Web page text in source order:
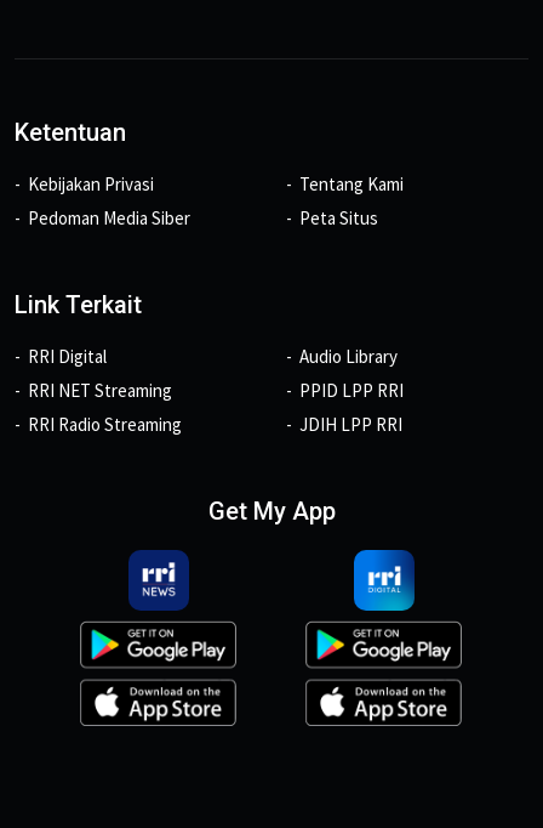
Ketentuan
Kebijakan Privasi
Pedoman Media Siber
Tentang Kami
Peta Situs
Link Terkait
RRI Digital
RRI NET Streaming
RRI Radio Streaming
Audio Library
PPID LPP RRI
JDIH LPP RRI
Get My App